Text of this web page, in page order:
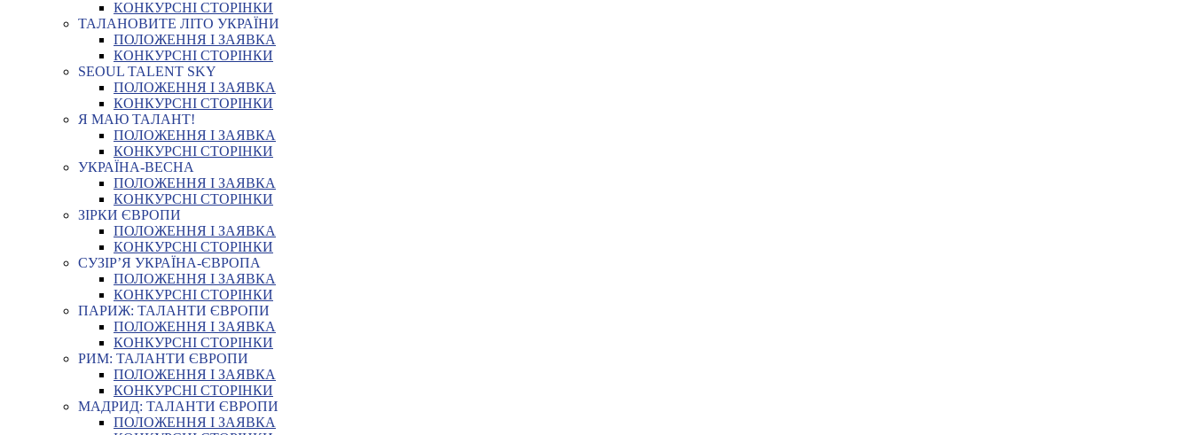
КОНКУРСНІ СТОРІНКИ
ТАЛАНОВИТЕ ЛІТО УКРАЇНИ
ПОЛОЖЕННЯ І ЗАЯВКА
КОНКУРСНІ СТОРІНКИ
SEOUL TALENT SKY
ПОЛОЖЕННЯ І ЗАЯВКА
КОНКУРСНІ СТОРІНКИ
Я МАЮ ТАЛАНТ!
ПОЛОЖЕННЯ І ЗАЯВКА
КОНКУРСНІ СТОРІНКИ
УКРАЇНА-ВЕСНА
ПОЛОЖЕННЯ І ЗАЯВКА
КОНКУРСНІ СТОРІНКИ
ЗІРКИ ЄВРОПИ
ПОЛОЖЕННЯ І ЗАЯВКА
КОНКУРСНІ СТОРІНКИ
СУЗІР’Я УКРАЇНА-ЄВРОПА
ПОЛОЖЕННЯ І ЗАЯВКА
КОНКУРСНІ СТОРІНКИ
ПАРИЖ: ТАЛАНТИ ЄВРОПИ
ПОЛОЖЕННЯ І ЗАЯВКА
КОНКУРСНІ СТОРІНКИ
РИМ: ТАЛАНТИ ЄВРОПИ
ПОЛОЖЕННЯ І ЗАЯВКА
КОНКУРСНІ СТОРІНКИ
МАДРИД: ТАЛАНТИ ЄВРОПИ
ПОЛОЖЕННЯ І ЗАЯВКА